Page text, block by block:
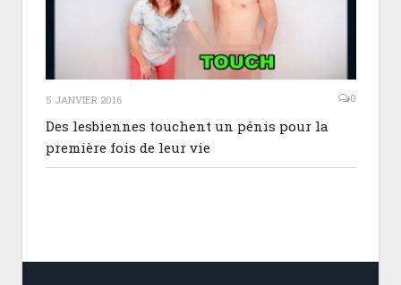
5 JANVIER 2016 0
Des lesbiennes touchent un pénis pour la
première fois de leur vie